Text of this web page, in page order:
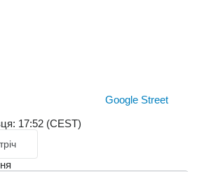
Google Street
17:52 (CEST)